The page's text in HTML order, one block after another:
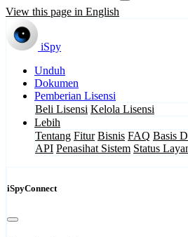
View this page in English
iSpy
Unduh
Dokumen
Pemberian Lisensi
Beli Lisensi Kelola Lisensi
Lebih
Tentang Fitur Bisnis FAQ Basis
API Penasihat Sistem Status
iSpyConnect